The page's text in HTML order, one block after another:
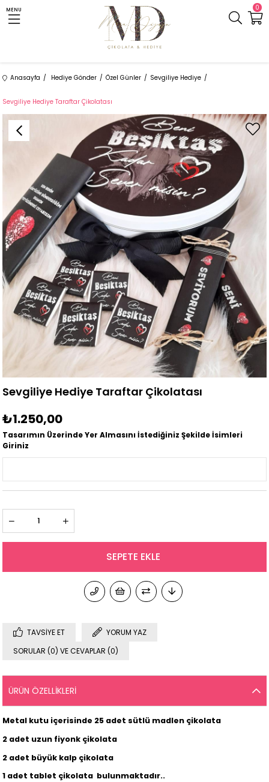
0
MENU
Anasayfa Hediye Gönder Özel Günler Sevgiliye Hediye
Sevgiliye Hediye Taraftar Çikolatası
Sevgiliye Hediye Taraftar Çikolatası
₺1.250,00
Tasarımın Üzerinde Yer Almasını İstediğiniz Şekilde İsimleri
Giriniz
TAVSIYE ET
YORUM YAZ
SORULAR (0) VE CEVAPLAR (0)
ÜRÜN ÖZELLIKLERI
Metal kutu içerisinde 25 adet sütlü madlen çikolata
2 adet uzun fiyonk çikolata
2 adet büyük kalp çikolata
1 adet tablet çikolata bulunmaktadır..